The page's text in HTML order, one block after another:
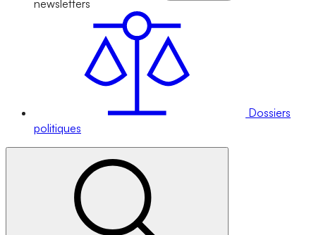
newsletters
Dossiers
politiques